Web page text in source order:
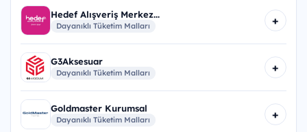
Hedef Alışveriş Merkez...
Dayanıklı Tüketim Malları +
G3Aksesuar
Dayanıklı Tüketim Malları +
Goldmaster Kurumsal
Dayanıklı Tüketim Malları +